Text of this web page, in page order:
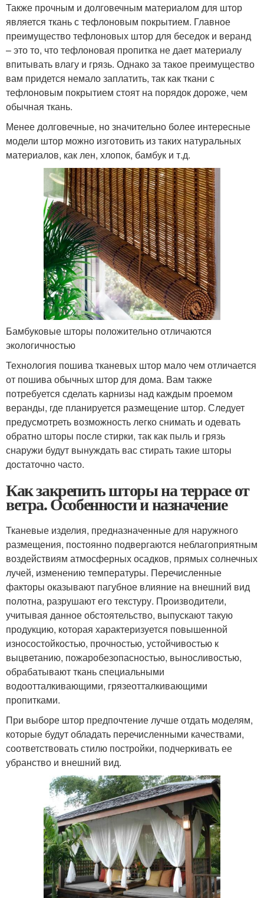
Также прочным и долговечным материалом для штор
является ткань с тефлоновым покрытием. Главное
преимущество тефлоновых штор для беседок и веранд
– это то, что тефлоновая пропитка не дает материалу
впитывать влагу и грязь. Однако за такое преимущество
вам придется немало заплатить, так как ткани с
тефлоновым покрытием стоят на порядок дороже, чем
обычная ткань.
Менее долговечные, но значительно более интересные
модели штор можно изготовить из таких натуральных
материалов, как лен, хлопок, бамбук и т.д.
Бамбуковые шторы положительно отличаются
экологичностью
Технология пошива тканевых штор мало чем отличается
от пошива обычных штор для дома. Вам также
потребуется сделать карнизы над каждым проемом
веранды, где планируется размещение штор. Следует
предусмотреть возможность легко снимать и одевать
обратно шторы после стирки, так как пыль и грязь
снаружи будут вынуждать вас стирать такие шторы
достаточно часто.
Как закрепить шторы на террасе от
ветра. Особенности и назначение
Тканевые изделия, предназначенные для наружного
размещения, постоянно подвергаются неблагоприятным
воздействиям атмосферных осадков, прямых солнечных
лучей, изменению температуры. Перечисленные
факторы оказывают пагубное влияние на внешний вид
полотна, разрушают его текстуру. Производители,
учитывая данное обстоятельство, выпускают такую
продукцию, которая характеризуется повышенной
износостойкостью, прочностью, устойчивостью к
выцветанию, пожаробезопасностью, выносливостью,
обрабатывают ткань специальными
водоотталкивающими, грязеотталкивающими
пропитками.
При выборе штор предпочтение лучше отдать моделям,
которые будут обладать перечисленными качествами,
соответствовать стилю постройки, подчеркивать ее
убранство и внешний вид.